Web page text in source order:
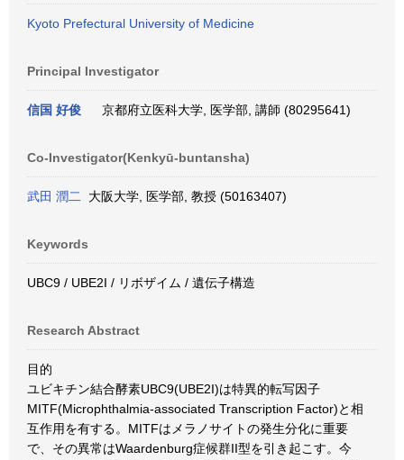
Kyoto Prefectural University of Medicine
Principal Investigator
信国 好俊 京都府立医科大学, 医学部, 講師 (80295641)
Co-Investigator(Kenkyū-buntansha)
武田 潤二 大阪大学, 医学部, 教授 (50163407)
Keywords
UBC9 / UBE2I / リボザイム / 遺伝子構造
Research Abstract
目的
ユビキチン結合酵素UBC9(UBE2I)は特異的転写因子
MITF(Microphthalmia-associated Transcription Factor)と相
互作用を有する。MITFはメラノサイトの発生分化に重要
で、その異常はWaardenburg症候群II型を引き起こす。今